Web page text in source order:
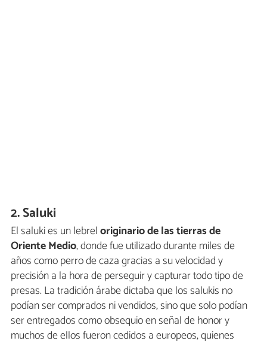
2. Saluki
El saluki es un lebreloriginario de las tierras de
Oriente Medio, donde fue utilizado durante miles de
años como perro de caza gracias a su velocidad y
precisión a la hora de perseguir y capturar todo tipo de
presas. La tradición árabe dictaba que los salukis no
podían ser comprados ni vendidos, sino que solo podían
ser entregados como obsequio en señal de honor y
muchos de ellos fueron cedidos a europeos, quienes